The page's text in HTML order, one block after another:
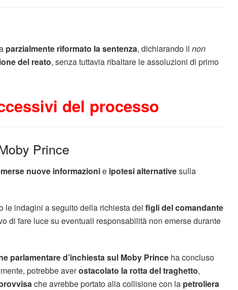
parzialmente riformato la sentenza, dichiarando il non
del reato, senza tuttavia ribaltare le assoluzioni di primo
del processo
Prince
nuove informazionie ipotesi alternativesulla
le indagini a seguito della richiesta dei figli del comandante
di fare luce su eventuali responsabilità non emerse durante
parlamentare d’inchiesta sul Moby Prince ha concluso
potrebbe averostacolato la rotta del traghetto,
che avrebbe portato alla collisione con la petroliera